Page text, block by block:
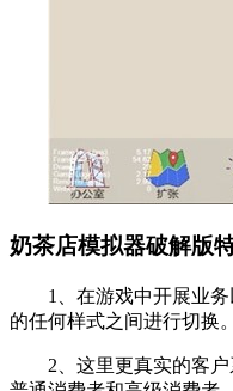
奶茶店模拟器破解版
1、在游戏中开展业务
的任何样式之间进行切换。
2、这里更真实的客户